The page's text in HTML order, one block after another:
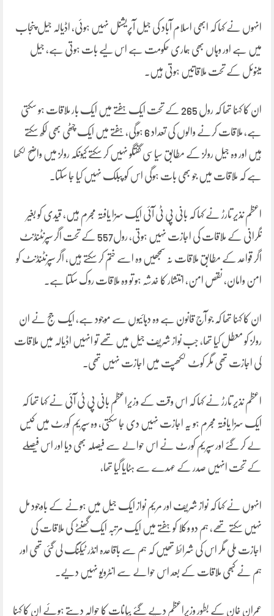
انہوں نے کہا کہ ابھی اسلام آباد کی جیل آپریشنل نہیں ہوئی، اڈیالہ جیل پنجاب
میں ہے اور وہاں بھی ہماری حکومت ہے اس لیے بات ہوتی ہے، جیل
مینوئل کے تحت ملاقاتیں ہوتی ہیں۔
ان کا کہنا تھا کہ رول 265 کے تحت ایک ہفتے میں ایک بار ملاقات ہو سکتی
ہے، ملاقات کرنے والوں کی تعداد 6 ہوگی، ہفتے میں ایک چٹھی بھی لکھ سکتے
ہیں اور وہ جیل رولز کے مطابق سیاسی گفتگو نہیں کر سکتے کیونکہ رولز میں واضح لکھا
ہے کہ ملاقات میں جو بھی بات ہوگی اس کو پبلک نہیں کیا جا سکتا۔
اعظم نذیر تارڑ نے کہا کہ بانی پی ٹی آئی ایک سزا یافتہ مجرم ہیں، قیدی کو بغیر
نگرانی کے ملاقات کی اجازت نہیں ہوتی، رول557 کے تحت اگر سپرنٹنڈنٹ
اگر قواعد کے مطابق ملاقات نہ سمجھیں وہ اسے ختم کر سکتے ہیں، اگر سپرنٹنڈنٹ کو
امن وامان، نقص امن، انتشار کا خدشہ ہو تو وہ ملاقات روک سکتا ہے۔
ان کا کہنا تھا کہ جو آج قانون ہے وہ دہائیوں سے موجود ہے، ایک جج نے ان
رولز کو معطل کیا تھا، جب نواز شریف جیل میں تھے تو انہیں اڈیالہ میں ملاقات
کی اجازت تھی مگر کوٹ لکھپت میں اجازت نہیں تھی۔
اعظم نذیر تارڑ نے کہا کہ اس وقت کے وزیراعظم بانی پی ٹی آئی نے کہا تھا کہ
ایک سزا یافتہ مجرم ہو یہ اجازت نہیں دی جا سکتی، وہ سپریم کورٹ میں کیس
لے کر گئے اور سپریم کورٹ نے اس حوالے سے فیصلہ بھی دیا اور اس فیصلے
کے تحت انہیں صدر کے عہدے سے ہٹایا گیا تھا،
انہوں نے کہا کہ نواز شریف اور مریم نواز ایک جیل میں ہونے کے باوجود مل
نہیں سکتے تھے، ہم دو وکلا کو ہفتے میں ایک مرتبہ ایک گھنٹے کی ملاقات کی
اجازت ملی مگر اس کی شرائط تھیں کہ ہم سے باقاعدہ انڈر ٹیکنگ لی گئی تھی اور
ہم نے کبھی ملاقات کے بعد اس حوالے سے انٹرویو نہیں دیے۔
عمران خان کے بطور وزیراعظم دیے گئے بیانات کا حوالہ دیتے ہوئے ان کا کہنا